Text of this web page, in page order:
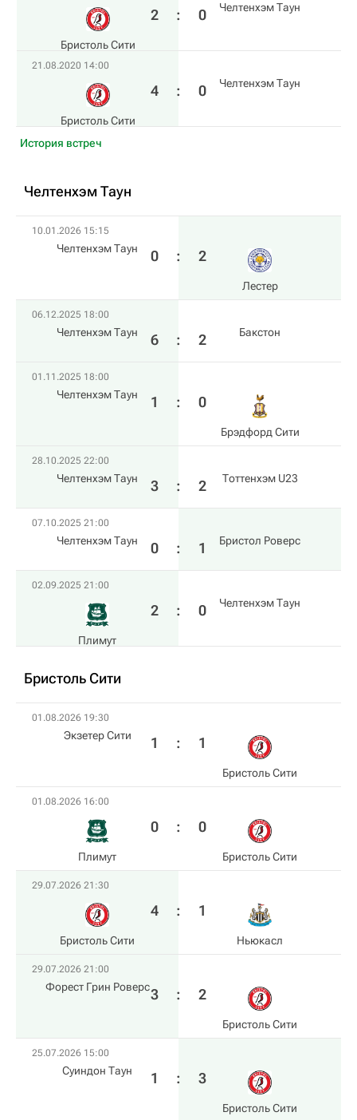
Бристоль Сити
2 : 0 Челтенхэм Таун
21.08.2020 14:00
Бристоль Сити
4 : 0 Челтенхэм Таун
История встреч
Челтенхэм Таун
10.01.2026 15:15
Челтенхэм Таун 0 : 2
Лестер
06.12.2025 18:00
Челтенхэм Таун 6 : 2 Бакстон
01.11.2025 18:00
Челтенхэм Таун 1 : 0
Брэдфорд Сити
28.10.2025 22:00
Челтенхэм Таун 3 : 2 Тоттенхэм U23
07.10.2025 21:00
Челтенхэм Таун 0 : 1 Бристол Роверс
02.09.2025 21:00
Плимут
2 : 0 Челтенхэм Таун
Бристоль Сити
01.08.2026 19:30
Экзетер Сити 1 : 1
Бристоль Сити
01.08.2026 16:00
Плимут
0 : 0
Бристоль Сити
29.07.2026 21:30
Бристоль Сити
4 : 1
Ньюкасл
29.07.2026 21:00
Форест Грин Роверс3 : 2
Бристоль Сити
25.07.2026 15:00
Суиндон Таун 1 : 3
Бристоль Сити